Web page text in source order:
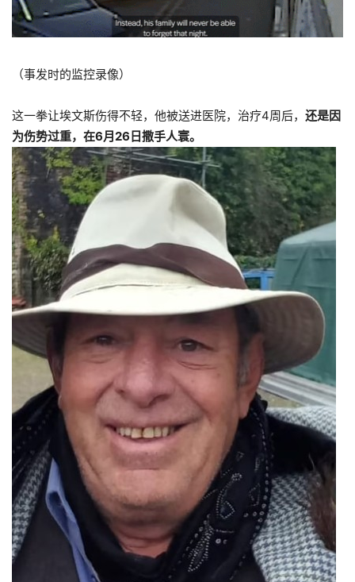
（事发时的监控录像）
这一拳让埃文斯伤得不轻，他被送进医院，治疗4周后， 还是因
为伤势过重，在6月26日撒手人寰。